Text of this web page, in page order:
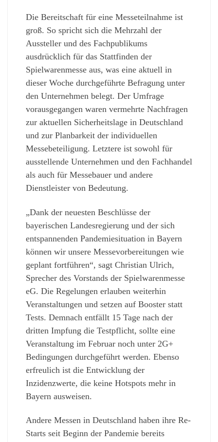
Die Bereitschaft für eine Messeteilnahme ist
groß. So spricht sich die Mehrzahl der
Aussteller und des Fachpublikums
ausdrücklich für das Stattfinden der
Spielwarenmesse aus, was eine aktuell in
dieser Woche durchgeführte Befragung unter
den Unternehmen belegt. Der Umfrage
vorausgegangen waren vermehrte Nachfragen
zur aktuellen Sicherheitslage in Deutschland
und zur Planbarkeit der individuellen
Messebeteiligung. Letztere ist sowohl für
ausstellende Unternehmen und den Fachhandel
als auch für Messebauer und andere
Dienstleister von Bedeutung.
„Dank der neuesten Beschlüsse der
bayerischen Landesregierung und der sich
entspannenden Pandemiesituation in Bayern
können wir unsere Messevorbereitungen wie
geplant fortführen“, sagt Christian Ulrich,
Sprecher des Vorstands der Spielwarenmesse
eG. Die Regelungen erlauben weiterhin
Veranstaltungen und setzen auf Booster statt
Tests. Demnach entfällt 15 Tage nach der
dritten Impfung die Testpflicht, sollte eine
Veranstaltung im Februar noch unter 2G+
Bedingungen durchgeführt werden. Ebenso
erfreulich ist die Entwicklung der
Inzidenzwerte, die keine Hotspots mehr in
Bayern ausweisen.
Andere Messen in Deutschland haben ihre Re-
Starts seit Beginn der Pandemie bereits